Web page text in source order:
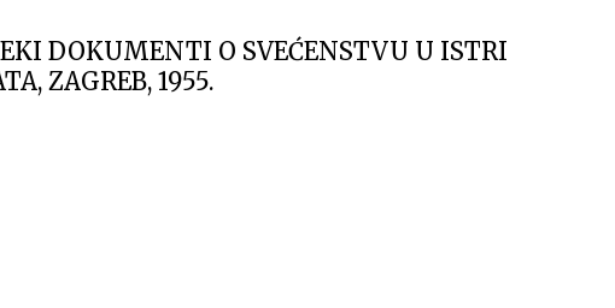
DOKUMENTI O SVEĆENSTVU U ISTRI
ZAGREB, 1955.